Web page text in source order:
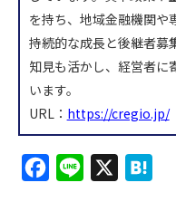
を持ち、地域金融機関や
持続的な成長と後継者募
知見も活かし、経営者に
います。
URL： https://cregio.jp/